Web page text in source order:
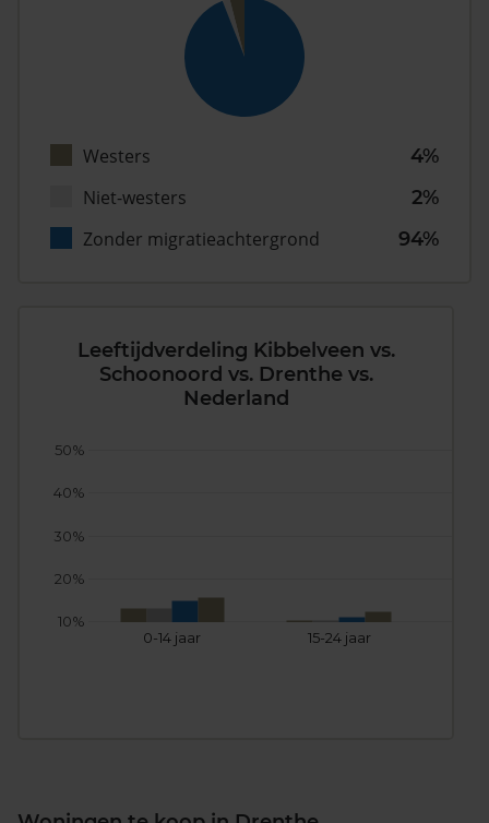
Westers
4%
Niet-westers
2%
Zonder migratieachtergrond
94%
Leeftijdverdeling Kibbelveen vs.
Schoonoord vs. Drenthe vs.
Nederland
0-14 jaar 15-24 jaar
10%
20%
30%
40%
50%